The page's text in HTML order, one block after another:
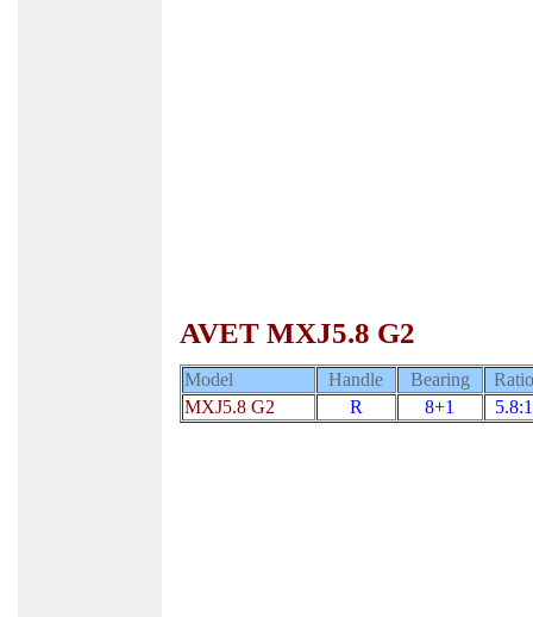
AVET MXJ5.8 G2
Model Handle Bearing
Ratio
MXJ5.8 G2
R 8+1 5.8:1